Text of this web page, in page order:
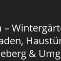
–
&